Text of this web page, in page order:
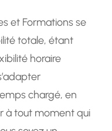
et Formations se
totale, étant
horaire
chargé, en
à tout moment qui